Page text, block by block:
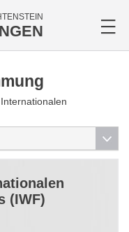
(IWF)